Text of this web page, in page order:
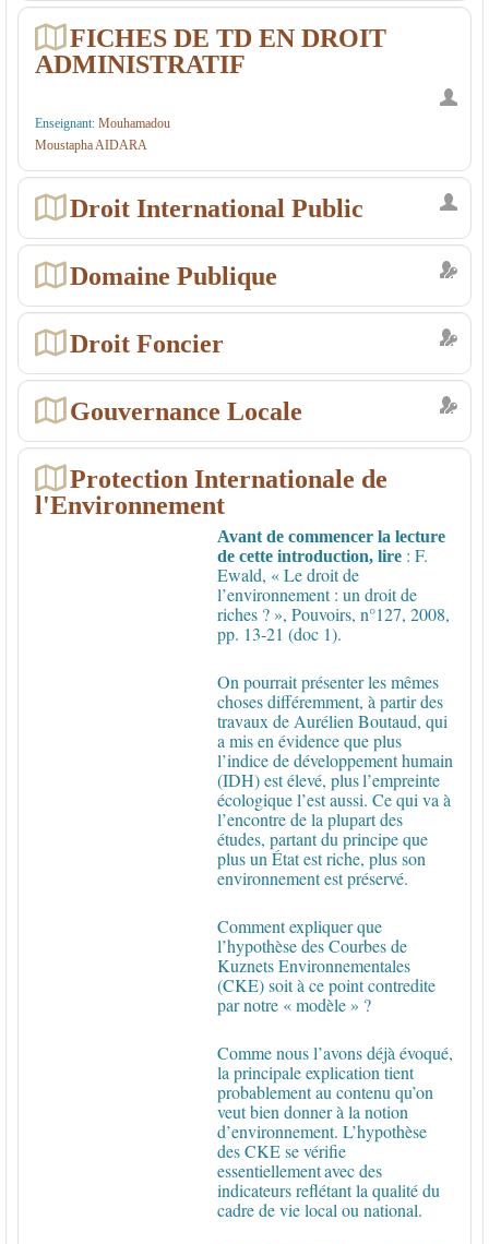
FICHES DE TD EN DROIT
ADMINISTRATIF
Enseignant: Mouhamadou
Moustapha AIDARA
Droit International Public
Domaine Publique
Droit Foncier
Gouvernance Locale
Protection Internationale de
l'Environnement
Avant de commencer la lecture
de cette introduction, lire : F.
Ewald, « Le droit de
l’environnement : un droit de
riches ? », Pouvoirs, n°127, 2008,
pp. 13-21 (doc 1).
On pourrait présenter les mêmes
choses différemment, à partir des
travaux de Aurélien Boutaud, qui
a mis en évidence que plus
l’indice de développement humain
(IDH) est élevé, plusl’empreinte
écologique l’est aussi. Ce qui va à
l’encontre de la plupart des
études, partant du principe que
plus un État est riche, plus son
environnement est préservé.
Comment expliquer que
l’hypothèse des Courbes de
Kuznets Environnementales
(CKE) soit à ce point contredite
par notre « modèle » ?
Comme nous l’avons déjà évoqué,
la principale explication tient
probablement au contenu qu’on
veut bien donner à la notion
d’environnement. L’hypothèse
des CKE se vérifie
essentiellementavec des
indicateurs reflétant la qualité du
cadre de vie local ou national.